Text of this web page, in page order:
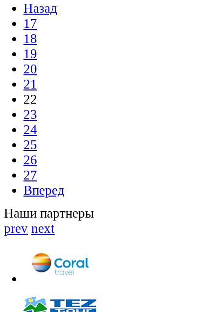
Назад
17
18
19
20
21
22
23
24
25
26
27
Вперед
Наши партнеры
prev next